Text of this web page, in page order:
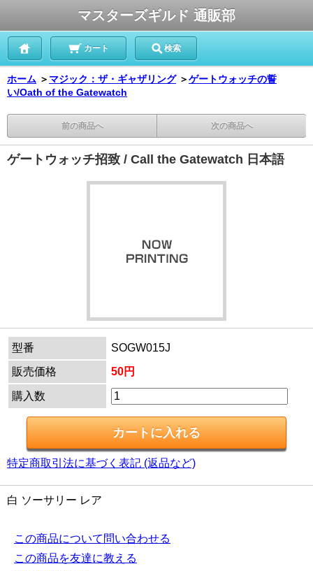
マスターズギルド 通販部
カート 検索
ホーム ＞ マジック：ザ・ギャザリング ＞ゲートウォッチの誓
い/Oath of the Gatewatch
前の商品へ 次の商品へ
ゲートウォッチ招致 / Call the Gatewatch 日本語
型番
SOGW015J
販売価格
50円
購入数
特定商取引法に基づく表記 (返品など)
白 ソーサリー レア
この商品について問い合わせる
この商品を友達に教える